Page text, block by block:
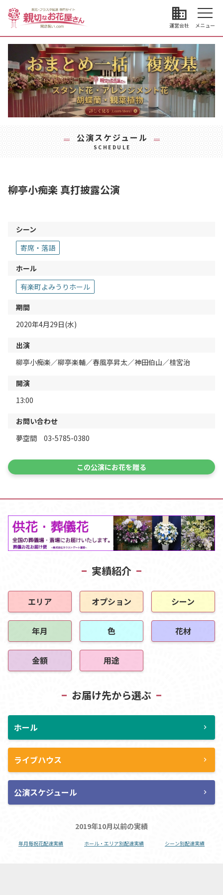
business
運営会社 メニュー
公演スケジュール
SCHEDULE
柳亭小痴楽 真打披露公演
シーン
寄席・落語
ホール
有楽町よみうりホール
期間
2020年4月29日(水)
出演
柳亭小痴楽／柳亭楽輔／春風亭昇太／神田伯山／桂宮治
開演
13:00
お問い合わせ
夢空間 03-5785-0380
この公演にお花を贈る
実績紹介
エリア オプション シーン
年月 色 花材
金額 用途
お届け先から選ぶ
ホール chevron_right
ライブハウス chevron_right
公演スケジュール chevron_right
2019年10月以前の実績
年月毎祝花配達実績 ホール・エリア別配達実績 シーン別配達実績